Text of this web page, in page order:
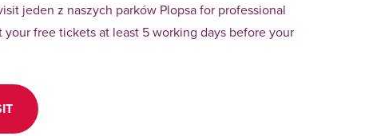
jeden z naszych parków Plopsa for professional
your free tickets at least 5 working days before your